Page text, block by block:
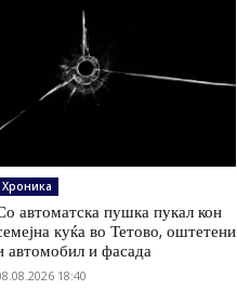
Хроника
автоматска пушка пукал кон
куќа во Тетово, оштетени
автомобил и фасада
18:40